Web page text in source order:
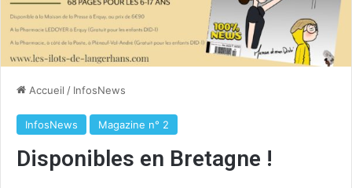
Accueil / InfosNews
InfosNews Magazine n° 2
Disponibles en Bretagne !